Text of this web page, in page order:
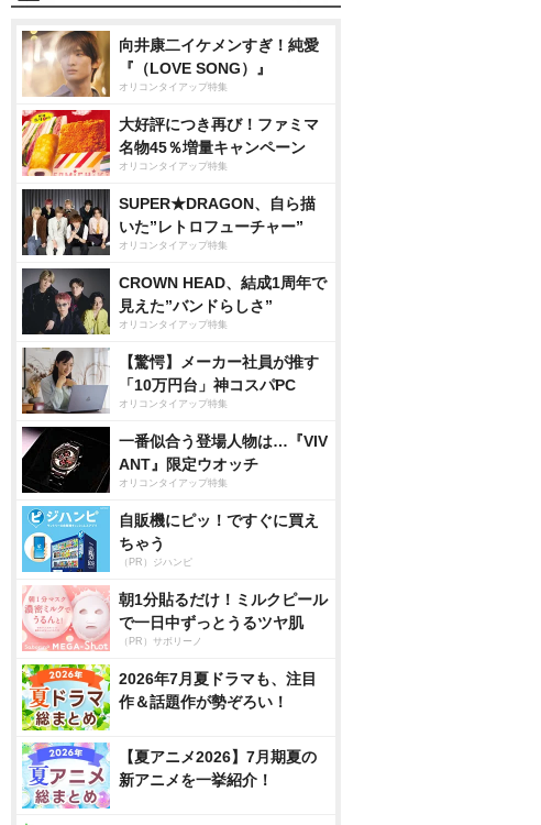
向井康二イケメンすぎ！純愛
『（LOVE SONG）』
オリコンタイアップ特集
大好評につき再び！ファミマ
名物45％増量キャンペーン
オリコンタイアップ特集
SUPER★DRAGON、自ら描
いた”レトロフューチャー”
オリコンタイアップ特集
CROWN HEAD、結成1周年で
見えた”バンドらしさ”
オリコンタイアップ特集
【驚愕】メーカー社員が推す
「10万円台」神コスパPC
オリコンタイアップ特集
一番似合う登場人物は…『VIV
ANT』限定ウオッチ
オリコンタイアップ特集
自販機にピッ！ですぐに買え
ちゃう
（PR）ジハンピ
朝1分貼るだけ！ミルクピール
で一日中ずっとうるツヤ肌
（PR）サボリーノ
2026年7月夏ドラマも、注目
作＆話題作が勢ぞろい！
【夏アニメ2026】7月期夏の
新アニメを一挙紹介！